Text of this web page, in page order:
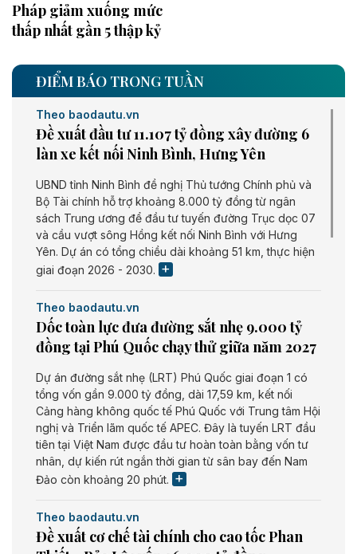
Pháp giảm xuống mức
thấp nhất gần 5 thập kỷ
ĐIỂM BÁO TRONG TUẦN
Theo baodautu.vn
Đề xuất đầu tư 11.107 tỷ đồng xây đường 6
làn xe kết nối Ninh Bình, Hưng Yên
UBND tỉnh Ninh Bình đề nghị Thủ tướng Chính phủ và
Bộ Tài chính hỗ trợ khoảng 8.000 tỷ đồng từ ngân
sách Trung ương để đầu tư tuyến đường Trục dọc 07
và cầu vượt sông Hồng kết nối Ninh Bình với Hưng
Yên. Dự án có tổng chiều dài khoảng 51 km, thực hiện
giai đoạn 2026 - 2030.
Theo baodautu.vn
Dốc toàn lực đưa đường sắt nhẹ 9.000 tỷ
đồng tại Phú Quốc chạy thử giữa năm 2027
Dự án đường sắt nhẹ (LRT) Phú Quốc giai đoạn 1 có
tổng vốn gần 9.000 tỷ đồng, dài 17,59 km, kết nối
Cảng hàng không quốc tế Phú Quốc với Trung tâm Hội
nghị và Triển lãm quốc tế APEC. Đây là tuyến LRT đầu
tiên tại Việt Nam được đầu tư hoàn toàn bằng vốn tư
nhân, dự kiến rút ngắn thời gian từ sân bay đến Nam
Đảo còn khoảng 20 phút.
Theo baodautu.vn
Đề xuất cơ chế tài chính cho cao tốc Phan